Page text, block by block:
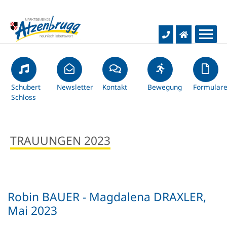
Aktuelles
Gemeinde-News
Baustellentagebuch
Gemeindezeitung
Rathaus & Bürgerservice
Gemeindevertretung
Dienstleistungen
Schulen
Bücherei
Leben & Freizeit
Wohnen & Bauen
Unternehmen
Schubert
Schloss
Newsletter Kontakt Bewegung Formulare
TRAUUNGEN 2023
Robin BAUER - Magdalena DRAXLER,
Mai 2023